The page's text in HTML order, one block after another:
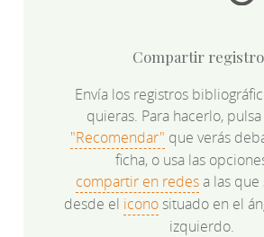
Compartir
Envía los registros
quieras. Para hacerlo,
"Recomendar" que verás
ficha, o usa las
compartir en redesa las que
desde el iconosituado en el
izquierdo.